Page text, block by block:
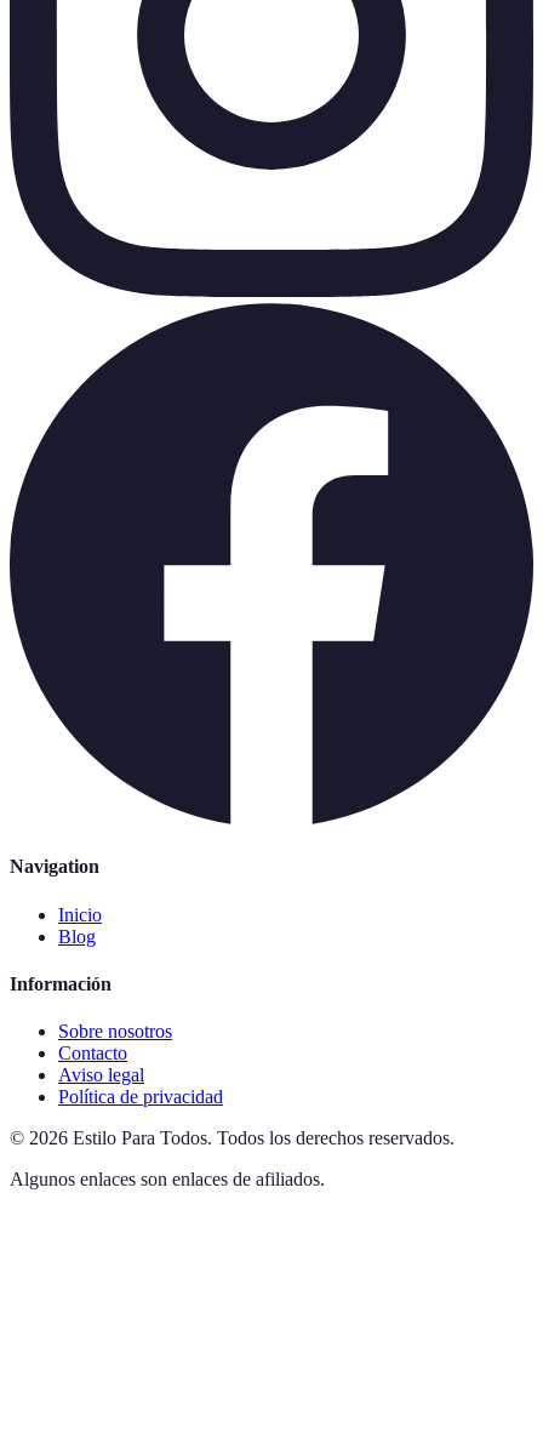
Navigation
Inicio
Blog
Información
Sobre nosotros
Contacto
Aviso legal
Política de privacidad
© 2026 Estilo Para Todos. Todos los derechos reservados.
Algunos enlaces son enlaces de afiliados.